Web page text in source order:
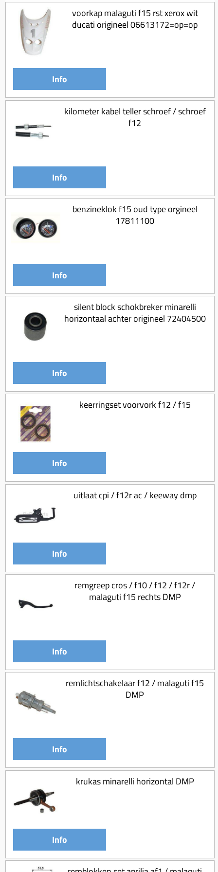
Uitlaat bocht
Radiateur (delen)
Waterpomp (delen)
V-snaren
Variorolsets
Pulley
Variateur (delen)
Variokit
Origineel zuigers
Tomos opvoeren (kits)
Koppeling compleet
Koppeling trekveer
Koeling (delen)
Overbrenging
Remsegmenten
Remklauw (delen)
Remschijven
Voorvork
Wiel (delen)
Standaard
Voordragers
Windschermen
Accessoires overig
Gereedschap
voorkap malaguti f15 rst xerox wit
ducati origineel 06613172=op=op
Info
kilometer kabel teller schroef / schroef
f12
Info
benzineklok f15 oud type orgineel
17811100
Info
silent block schokbreker minarelli
horizontaal achter origineel 72404500
Info
keerringset voorvork f12 / f15
Info
uitlaat cpi / f12r ac / keeway dmp
Info
remgreep cros / f10 / f12 / f12r /
malaguti f15 rechts DMP
Info
remlichtschakelaar f12 / malaguti f15
DMP
Info
krukas minarelli horizontal DMP
Info